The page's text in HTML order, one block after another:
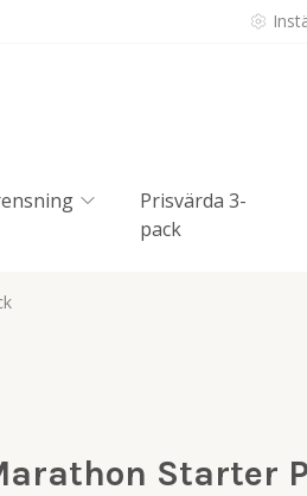
Prisvärda 3-
pack
Starter